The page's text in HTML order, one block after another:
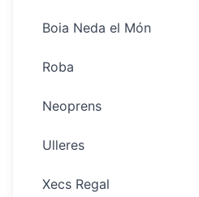
Boia Neda el Món
Roba
Neoprens
Ulleres
Xecs Regal